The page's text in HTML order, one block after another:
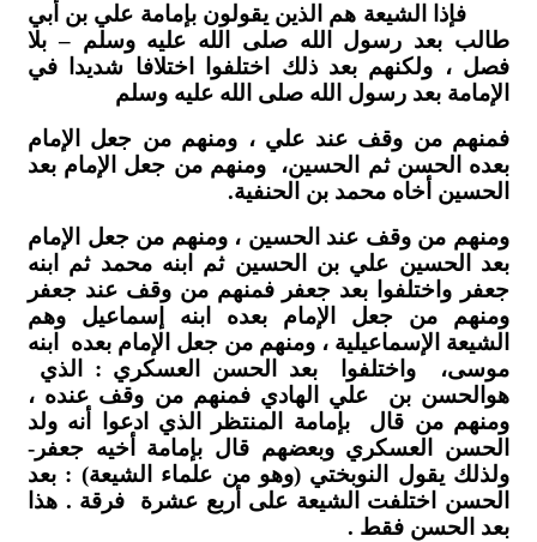
فإذا الشيعة هم الذين يقولون بإمامة علي بن أبي
طالب بعد رسول الله صلى الله عليه وسلم – بلا
فصل ، ولكنهم بعد ذلك اختلفوا اختلافا شديدا في
الإمامة بعد رسول الله صلى الله عليه وسلم
فمنهم من وقف عند علي ، ومنهم من جعل الإمام
بعده الحسن ثم الحسين، ومنهم من جعل الإمام بعد
الحسين أخاه محمد بن الحنفية.
ومنهم من وقف عند الحسين ، ومنهم من جعل الإمام
بعد الحسين علي بن الحسين ثم ابنه محمد ثم ابنه
جعفر واختلفوا بعد جعفر فمنهم من وقف عند جعفر
ومنهم من جعل الإمام بعده ابنه إسماعيل وهم
الشيعة الإسماعيلية ، ومنهم من جعل الإمام بعده ابنه
موسى، واختلفوا بعد الحسن العسكري : الذي
هوالحسن بن علي الهادي فمنهم من وقف عنده ،
ومنهم من قال بإمامة المنتظر الذي ادعوا أنه ولد
الحسن العسكري وبعضهم قال بإمامة أخيه جعفر-
ولذلك يقول النوبختي (وهو من علماء الشيعة) : بعد
الحسن اختلفت الشيعة على أربع عشرة فرقة . هذا
بعد الحسن فقط .